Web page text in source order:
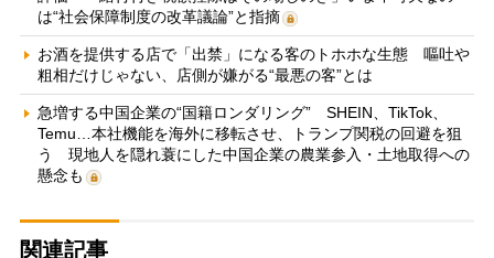
は“社会保障制度の改革議論”と指摘
お酒を提供する店で「出禁」になる客のトホホな生態 嘔吐や
粗相だけじゃない、店側が嫌がる“最悪の客”とは
急増する中国企業の“国籍ロンダリング” SHEIN、TikTok、
Temu…本社機能を海外に移転させ、トランプ関税の回避を狙
う 現地人を隠れ蓑にした中国企業の農業参入・土地取得への
懸念も
関連記事